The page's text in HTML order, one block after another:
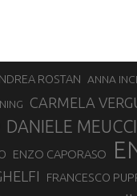
ROSTAN ANNA
CARMELA
DANIELE MEUCCI
ENZO CAPORASO
FRANCESCO